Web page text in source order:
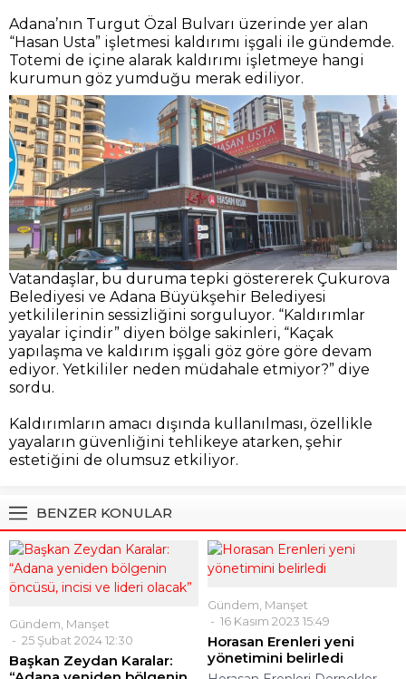
Adana’nın Turgut Özal Bulvarı üzerinde yer alan
“Hasan Usta” işletmesi kaldırımı işgali ile gündemde.
Totemi de içine alarak kaldırımı işletmeye hangi
kurumun göz yumduğu merak ediliyor.
Vatandaşlar, bu duruma tepki göstererek Çukurova
Belediyesi ve Adana Büyükşehir Belediyesi
yetkililerinin sessizliğini sorguluyor. “Kaldırımlar
yayalar içindir” diyen bölge sakinleri, “Kaçak
yapılaşma ve kaldırım işgali göz göre göre devam
ediyor. Yetkililer neden müdahale etmiyor?” diye
sordu.
Kaldırımların amacı dışında kullanılması, özellikle
yayaların güvenliğini tehlikeye atarken, şehir
estetiğini de olumsuz etkiliyor.
BENZER KONULAR
Gündem Manşet
25 Şubat 2024 12:30
Başkan Zeydan Karalar:
Gündem Manşet
16 Kasım 2023 15:49
Horasan Erenleri yeni
yönetimini belirledi